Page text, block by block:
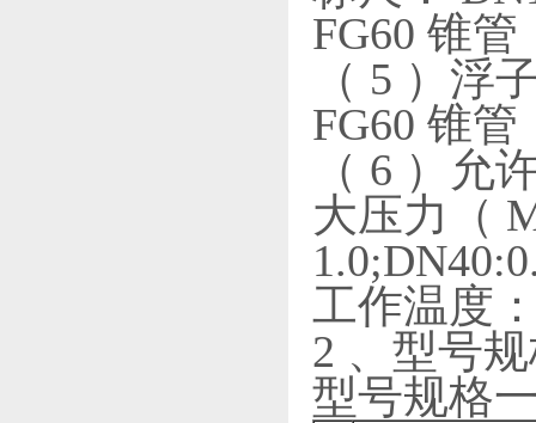
FG60 锥
（ 5 ）浮
FG60 锥
（ 6 ）允
大压力（
工作温度
2 、型号
型号规格